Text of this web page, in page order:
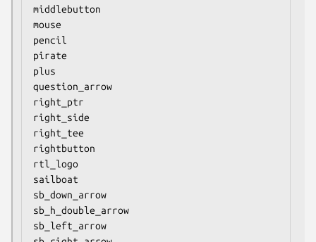
middlebutton
mouse
pencil
pirate
plus
question_arrow
right_ptr
right_side
right_tee
rightbutton
rtl_logo
sailboat
sb_down_arrow
sb_h_double_arrow
sb_left_arrow